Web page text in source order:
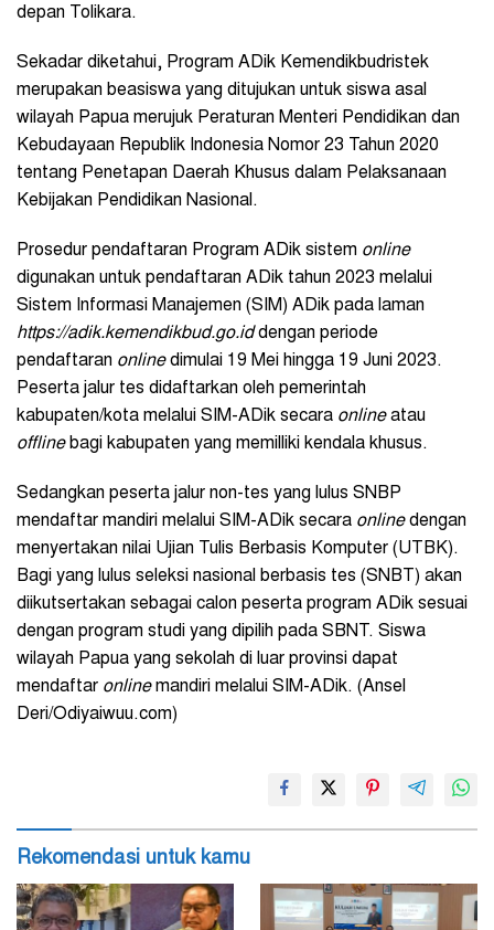
depan Tolikara.
Sekadar diketahui, Program ADik Kemendikbudristek
merupakan beasiswa yang ditujukan untuk siswa asal
wilayah Papua merujuk Peraturan Menteri Pendidikan dan
Kebudayaan Republik Indonesia Nomor 23 Tahun 2020
tentang Penetapan Daerah Khusus dalam Pelaksanaan
Kebijakan Pendidikan Nasional.
Prosedur pendaftaran Program ADik sistem online
digunakan untuk pendaftaran ADik tahun 2023 melalui
Sistem Informasi Manajemen (SIM) ADik pada laman
https://adik.kemendikbud.go.iddengan periode
pendaftaran onlinedimulai 19 Mei hingga 19 Juni 2023.
Peserta jalur tes didaftarkan oleh pemerintah
kabupaten/kota melalui SIM-ADik secara onlineatau
offlinebagi kabupaten yang memilliki kendala khusus.
Sedangkan peserta jalur non-tes yang lulus SNBP
mendaftar mandiri melalui SIM-ADik secara onlinedengan
menyertakan nilai Ujian Tulis Berbasis Komputer (UTBK).
Bagi yang lulus seleksi nasional berbasis tes (SNBT) akan
diikutsertakan sebagai calon peserta program ADik sesuai
dengan program studi yang dipilih pada SBNT. Siswa
wilayah Papua yang sekolah di luar provinsi dapat
mendaftar onlinemandiri melalui SIM-ADik. (Ansel
Deri/Odiyaiwuu.com)
Rekomendasi untuk kamu